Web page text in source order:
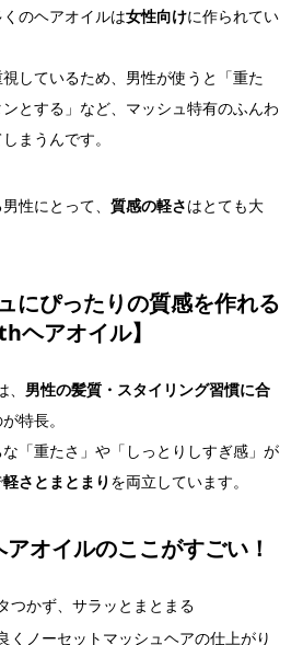
のヘアオイルは女性向けに作られてい
しているため、男性が使うと「重た
とする」など、マッシュ特有のふんわ
まうんです。
性にとって、 質感の軽さはとても大
にぴったりの質感を作れる
アオイル】
男性の髪質・スタイリング習慣に合
特長。
「重たさ」や「しっとりしすぎ感」が
軽さとまとまり を両立しています。
オイルのここがすごい！
つかず、サラッとまとまる
くノーセットマッシュヘアの仕上がり